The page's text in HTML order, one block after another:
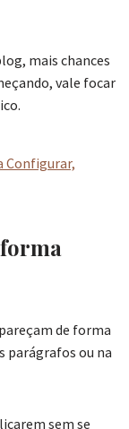
mais chances
vale focar
Configurar,
de forma
parágrafos ou na
sem se